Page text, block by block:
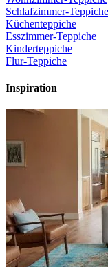
Schlafzimmer-Teppiche
Küchenteppiche
Esszimmer-Teppiche
Kinderteppiche
Flur-Teppiche
Inspiration